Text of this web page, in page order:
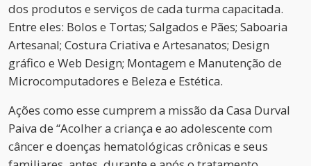
dos produtos e serviços de cada turma capacitada.
Entre eles: Bolos e Tortas; Salgados e Pães; Saboaria
Artesanal; Costura Criativa e Artesanatos; Design
gráfico e Web Design; Montagem e Manutenção de
Microcomputadores e Beleza e Estética.
Ações como esse cumprem a missão da Casa Durval
Paiva de “Acolher a criança e ao adolescente com
câncer e doenças hematológicas crônicas e seus